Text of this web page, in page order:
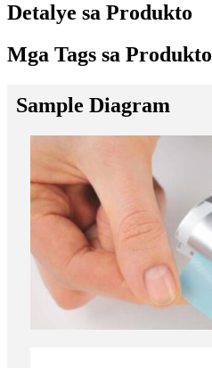
Detalye sa Produkto
Mga Tags sa Produkto
Sample Diagram